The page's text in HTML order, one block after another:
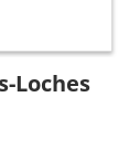
Loches